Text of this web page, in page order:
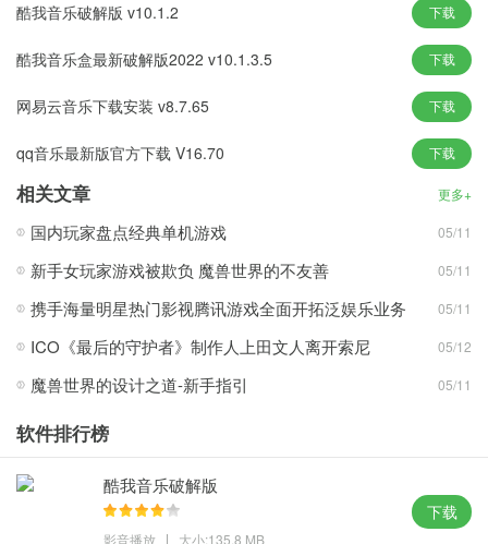
成千上万的明星在这里落脚，创建私人播放列表，录制独家DJ节
您可以关注名人、DJ 和朋友，并通过浏览他们的新闻、收藏和分享
软件优势
1.用户上传自己的主播电台、音乐故事、脱口秀、情感话题，每个人
都可以轻松表达自己。
2.国内首个以“播放列表”为主体结构的音乐应用，国内优质的“播放
3. 强烈的音乐评论氛围，同一首歌，通过别人的评论，重温故事，
体验相同的感受，与评论产生共鸣。
歌功能，就可以知道歌名了几秒钟。
应用简评
网易云音乐车机版2021是一款适合在开车时候使用的听歌软件，可
酷我音乐破解版 v10.1.2 下载
酷我音乐盒最新破解版2022 v10.1.3.5 下载
网易云音乐下载安装 v8.7.65 下载
qq音乐最新版官方下载 V16.70 下载
相关文章 更多+
国内玩家盘点经典单机游戏 05/11
新手女玩家游戏被欺负 魔兽世界的不友善 05/11
携手海量明星热门影视腾讯游戏全面开拓泛娱乐业务 05/11
ICO《最后的守护者》制作人上田文人离开索尼 05/12
魔兽世界的设计之道-新手指引 05/11
软件排行榜
酷我音乐破解版
影音播放 大小:135.8 MB
下载